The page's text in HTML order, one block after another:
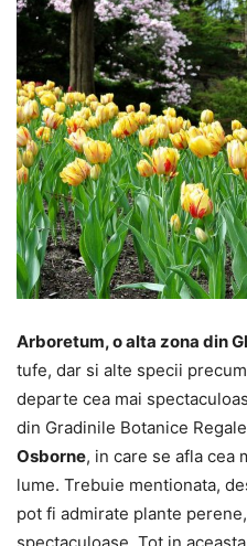
Arboretum, o alta zona din
tufe, dar si alte specii
departe cea mai
din Gradinile Botanice
Osborne, in care se afla cea
lume. Trebuie mentionata,
pot fi admirate plante